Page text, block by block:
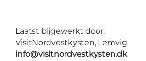
Laatst bijgewerkt door:
VisitNordvestkysten, Lemvig
info@visitnordvestkysten.dk